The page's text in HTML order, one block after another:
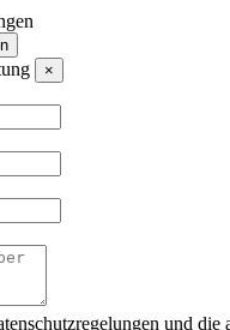
×
und die